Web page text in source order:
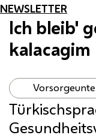
NEWSLETTER
Ich bleib'
kalacagim